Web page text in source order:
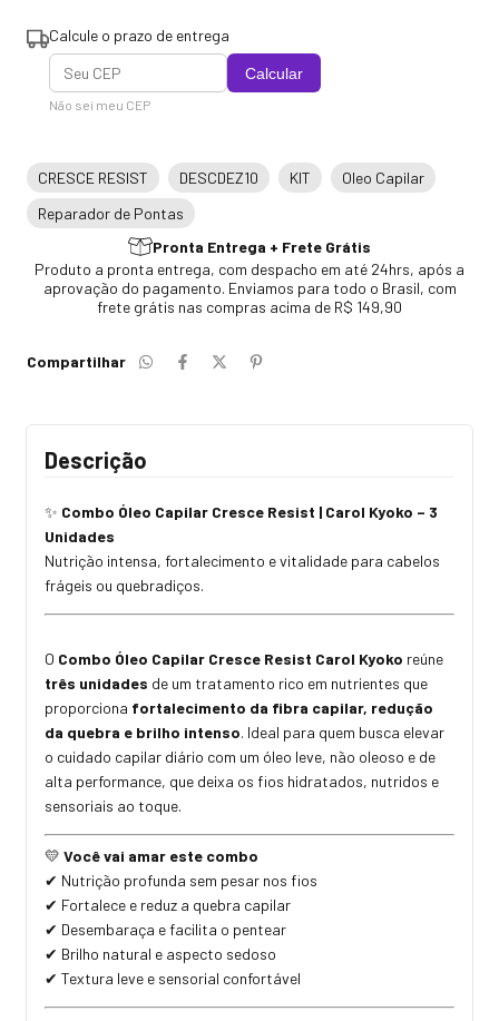
Calcule o prazo de entrega
Calcular
Não sei meu CEP
CRESCE RESIST DESCDEZ10 KIT
Oleo Capilar
Reparador de Pontas
Pronta Entrega + Frete Grátis
Produto a pronta entrega, com despacho em até 24hrs, após a
aprovação do pagamento. Enviamos para todo o Brasil, com
frete grátis nas compras acima de R$ 149,90
Compartilhar
Descrição
✨ Combo Óleo Capilar Cresce Resist | Carol Kyoko – 3
Unidades
Nutrição intensa, fortalecimento e vitalidade para cabelos
frágeis ou quebradiços.
O Combo Óleo Capilar Cresce Resist Carol Kyoko reúne
três unidades de um tratamento rico em nutrientes que
proporciona fortalecimento da fibra capilar, redução
da quebra e brilho intenso. Ideal para quem busca elevar
o cuidado capilar diário com um óleo leve, não oleoso e de
alta performance, que deixa os fios hidratados, nutridos e
sensoriais ao toque.
💛 Você vai amar este combo
✔ Nutrição profunda sem pesar nos fios
✔ Fortalece e reduz a quebra capilar
✔ Desembaraça e facilita o pentear
✔ Brilho natural e aspecto sedoso
✔ Textura leve e sensorial confortável